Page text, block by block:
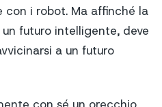
con i robot. Ma affinché la
futuro intelligente, deve
a un futuro